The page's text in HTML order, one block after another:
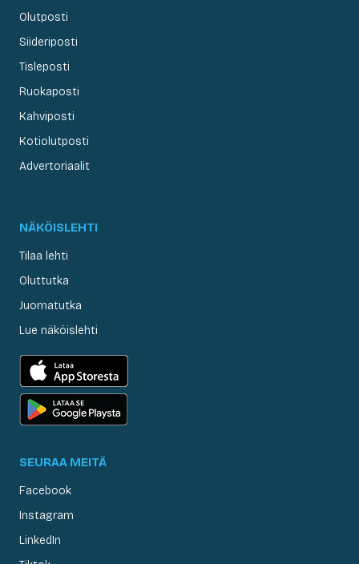
Olutposti
Siideriposti
Tisleposti
Ruokaposti
Kahviposti
Kotiolutposti
Advertoriaalit
NÄKÖISLEHTI
Tilaa lehti
Oluttutka
Juomatutka
Lue näköislehti
SEURAA MEITÄ
Facebook
Instagram
LinkedIn